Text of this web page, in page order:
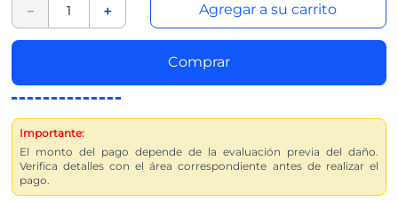
＋
－ Agregar a su carrito
Comprar
Importante:
El monto del pago depende de la evaluación previa del daño.
Verifica detalles con el área correspondiente antes de realizar el
pago.